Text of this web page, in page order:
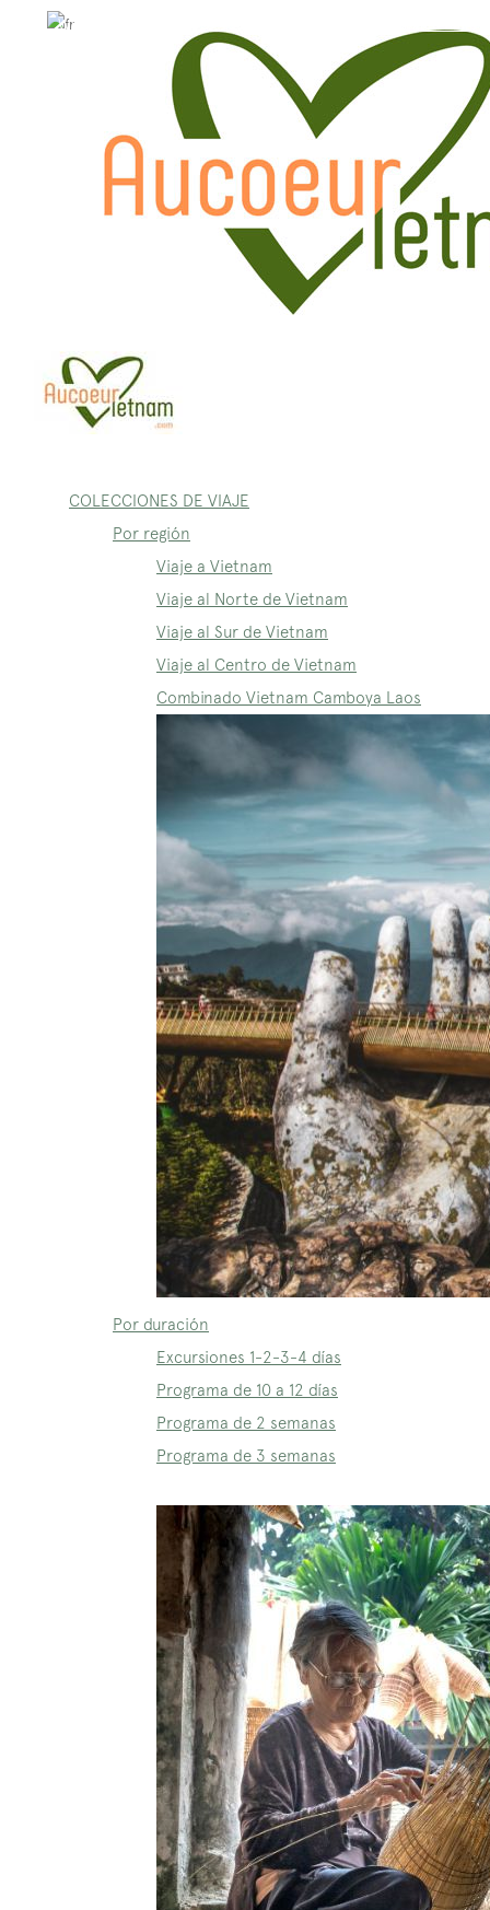
COLECCIONES DE VIAJE
Por región
Viaje a Vietnam
Viaje al Norte de Vietnam
Viaje al Sur de Vietnam
Viaje al Centro de Vietnam
Combinado Vietnam Camboya Laos
Por duración
Excursiones 1-2-3-4 días
Programa de 10 a 12 días
Programa de 2 semanas
Programa de 3 semanas
WhatsApp: +84.909.426.406